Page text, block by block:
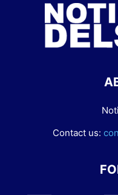
Contact us: